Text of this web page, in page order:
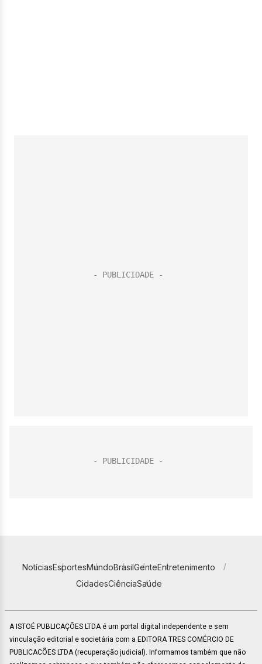
NotíciasEsportesMundoBrasilGenteEntretenimento
CidadesCiênciaSaúde
A ISTOÉ PUBLICAÇÕES LTDA é um portal digital independente e sem
vinculação editorial e societária com a EDITORA TRES COMÉRCIO DE
PUBLICACÕES LTDA (recuperação judicial). Informamos também que não